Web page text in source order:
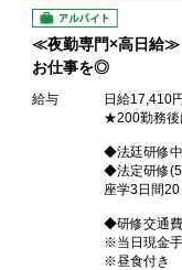
アルバイト
≪夜勤専門×高日給≫
お仕事を◎
給与
日給
★200勤務後
◆法廷研修
◆法定研修
座学3日間
◆研修交通
※当日現金
※昼食付き